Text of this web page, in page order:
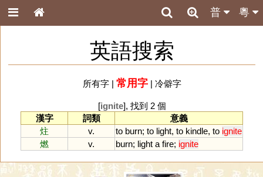
粵
普
英語搜索
所有字| 常用字| 冷僻字
[ignite], 找到 2 個
漢字
詞類
意義
炷
v. to burn; to light, to kindle, to ignite
燃
v. burn; light a fire; ignite